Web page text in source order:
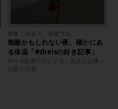
特集：出会う、何度でも
無敵かもしれない夜、確かにあ
る体温「#sheisの好き記事」
She is読者の方による、好きな記事へ
の愛の言葉